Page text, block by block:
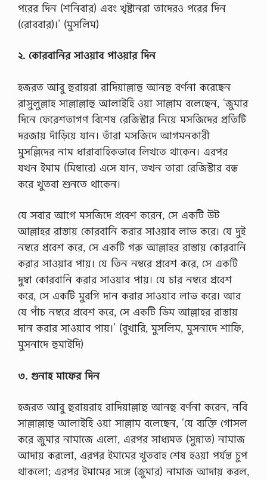
পরের দিন (শনিবার) এবং খৃষ্টানরা তাদেরও পরের দিন
(রোববার)।’ (মুসলিম)
২. কোরবানিরসাওয়াবপাওয়ারদিন
হজরত আবু হুরায়রা রাদিয়াল্লাহু আনহু বর্ণনা করেছেন
রাসুলুল্লাহ সাল্লাল্লাহু আলাইহি ওয়া সাল্লাম বলেছেন, ‘জুমার
দিনে ফেরেশতাগণ বিশেষ রেজিস্টার নিয়ে মসজিদের প্রতিটি
দরজায় দাঁড়িয়ে যান। তাঁরা মসজিদে আগমনকারী
মুসল্লিদের নাম ধারাবাহিকভাবে লিখতে থাকেন। এরপর
যখন ইমাম (মিম্বারে) এসে যান, তখন তারা রেজিস্টার বন্ধ
করে খুতবা শুনতে থাকেন।
যে সবার আগে মসজিদে প্রবেশ করেন, সে একটি উট
আল্লাহর রাস্তায় কোরবানি করার সাওয়াব লাভ করে। যে দুই
নম্বরে প্রবেশ করে, সে একটি গরু আল্লাহর রাস্তায় কোরবানি
করার সাওয়াব পায়। যে তিন নম্বরে প্রবেশ করে, সে একটি
দুম্বা কোরবানি করার সাওয়াব পায়। যে চার নম্বরে প্রবেশ
করে, সে একটি মুরগি দান করার সাওয়াব লাভ করে। আর
যে পাঁচ নম্বরে প্রবেশ করে, সে একটি ডিম আল্লাহর রাস্তায়
দান করার সাওয়াব পায়।’ (বুখারি, মুসলিম, মুসনাদে শাফি,
মুসনাদে হুমাইদি)
৩. গুনাহমাফেরদিন
হজরত আবু হুরায়রাহ রাদিয়াল্লাহু আনহু বর্ণনা করেন, নবি
সাল্লাল্লাহু আলাইহি ওয়া সাল্লাম বলেছেন, ‘যে ব্যক্তি গোসল
করে জুমার নামাজে এলো, এরপর সাধ্যমত (সুন্নাত) নামাজ
আদায় করলো, এরপর ইমামের খুতবাহ শেষ হওয়া পর্যন্ত চুপ
থাকলো; এরপর ইমামের সঙ্গে (জুমার) নামাজ আদায় করল,